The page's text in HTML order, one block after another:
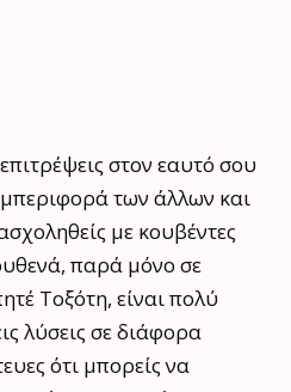
στον εαυτό σου
των άλλων και
με κουβέντες
παρά μόνο σε
Τοξότη, είναι πολύ
λύσεις σε διάφορα
ότι μπορείς να